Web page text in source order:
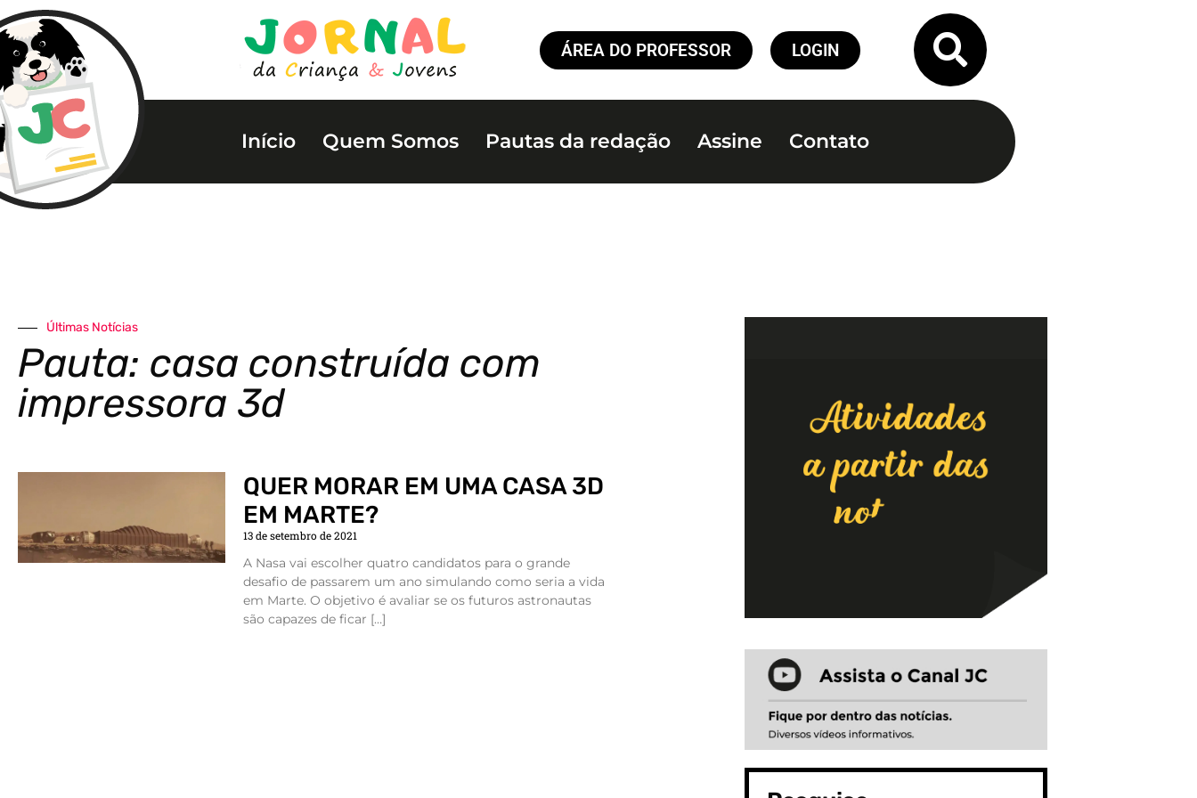
ÁREA DO PROFESSOR LOGIN
Início Quem Somos Pautas da redação Assine Contato
Últimas Notícias
Pauta: casa construída com
impressora 3d
QUER MORAR EM UMA CASA 3D
EM MARTE?
13 de setembro de 2021
A Nasa vai escolher quatro candidatos para o grande
desafio de passarem um ano simulando como seria a vida
em Marte. O objetivo é avaliar se os futuros astronautas
são capazes de ficar […]